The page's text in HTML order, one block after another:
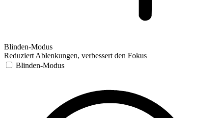
Blinden-Modus
Reduziert Ablenkungen, verbessert den Fokus
Blinden-Modus